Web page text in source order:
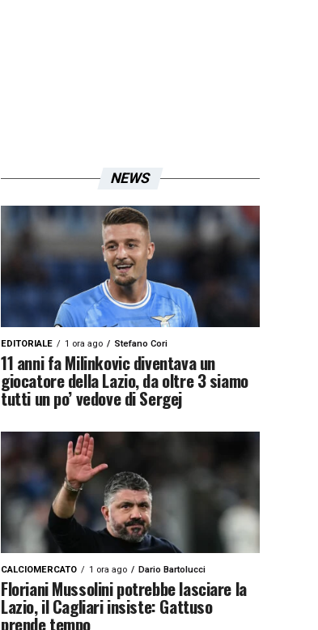
NEWS
EDITORIALE 1 ora ago Stefano Cori
11 anni fa Milinkovic diventava un
giocatore della Lazio, da oltre 3 siamo
tutti un po’ vedove di Sergej
CALCIOMERCATO 1 ora ago Dario Bartolucci
Floriani Mussolini potrebbe lasciare la
Lazio, il Cagliari insiste: Gattuso
prende tempo